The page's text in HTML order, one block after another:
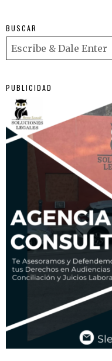
BUSCAR
PUBLICIDAD